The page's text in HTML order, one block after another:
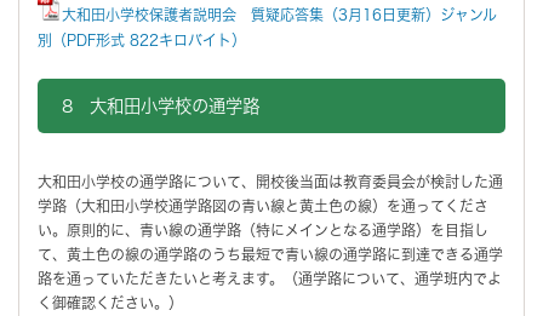
大和田小学校保護者説明会 質疑応答集（3月16日更新）ジャンル
別（PDF形式 822キロバイト）
8 大和田小学校の通学路
大和田小学校の通学路について、開校後当面は教育委員会が検討した通
学路（大和田小学校通学路図の青い線と黄土色の線）を通ってくださ
い。原則的に、青い線の通学路（特にメインとなる通学路）を目指し
て、黄土色の線の通学路のうち最短で青い線の通学路に到達できる通学
路を通っていただきたいと考えます。（通学路について、通学班内でよ
く御確認ください。）